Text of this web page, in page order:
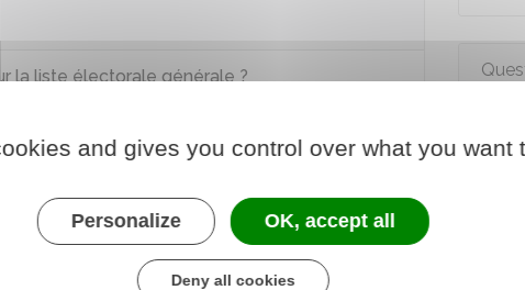
la liste électorale générale ?
électorale générale
and gives you control over what you want
Personalize OK, accept all
Deny all cookies